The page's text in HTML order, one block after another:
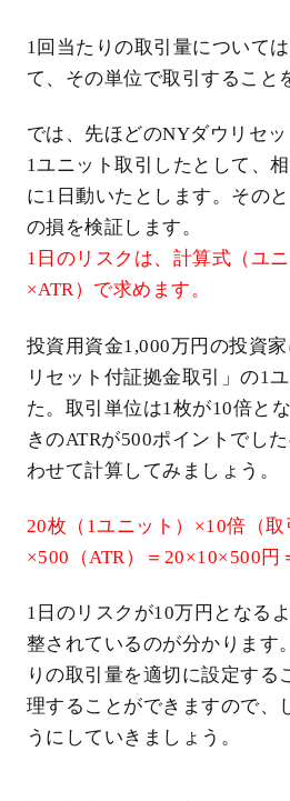
1回当たりの取引量について
て、その単位で取引すること
では、先ほどのNYダウリセ
1ユニット取引したとして、
に1日動いたとします。その
の損を検証します。
1日のリスクは、計算式（ユ
×ATR）で求めます。
投資用資金1,000万円の投資
リセット付証拠金取引」の1
た。取引単位は1枚が10倍と
きのATRが500ポイントでし
わせて計算してみましょう。
20枚（1ユニット）×10倍（取
×500（ATR）＝20×10×500円
1日のリスクが10万円となる
整されているのが分かります
りの取引量を適切に設定する
理することができますので、
うにしていきましょう。